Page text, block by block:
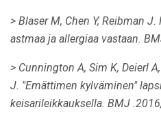
> Blaser M, Chen Y, Reibman
astmaa ja allergiaa vastaan.
> Cunnington A, Sim K, Deierl
J. "Emättimen kylväminen"
keisarileikkauksella. BMJ